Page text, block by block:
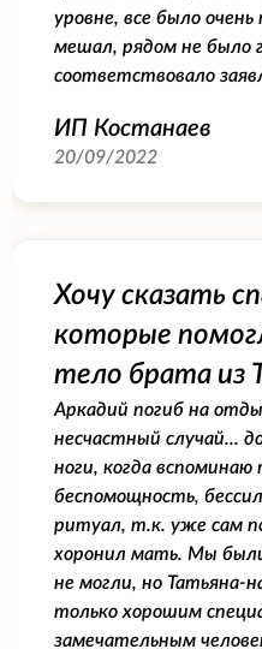
уровне, все было
мешал, рядом не было
соответствовало
ИП Костанаев
20/09/2022
Хочу сказать
которые
тело брата из
Аркадий погиб на
несчастный случай...
ноги, когда
беспомощность,
ритуал, т.к. уже сам
хоронил мать. Мы
не могли, но Татьяна-
только хорошим
замечательным